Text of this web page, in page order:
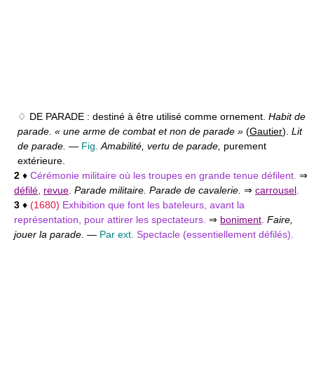
♢ DE PARADE : destiné à être utilisé comme ornement. Habit de
parade. « une arme de combat et non de parade » (Gautier). Lit
de parade. — Fig. Amabilité, vertu de parade, purement
extérieure.
2 ♦ Cérémonie militaire où les troupes en grande tenue défilent. ⇒
défilé revue Parade militaire. Parade de cavalerie. ⇒ carrousel
3 ♦ (1680) Exhibition que font les bateleurs, avant la
représentation, pour attirer les spectateurs. ⇒ boniment Faire,
jouer la parade. — Par ext. Spectacle (essentiellement défilés).